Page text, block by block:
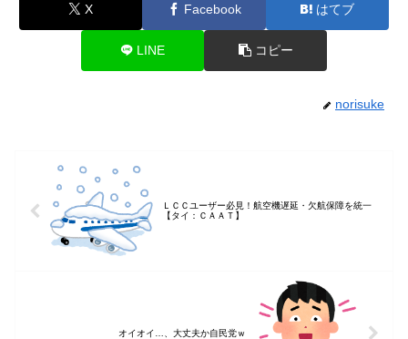
X Facebook はてブ
LINE コピー
norisuke
ＬＣＣユーザー必見！航空機遅延・欠航保障を統一
【タイ：ＣＡＡＴ】
オイオイ…、大丈夫か自民党ｗ